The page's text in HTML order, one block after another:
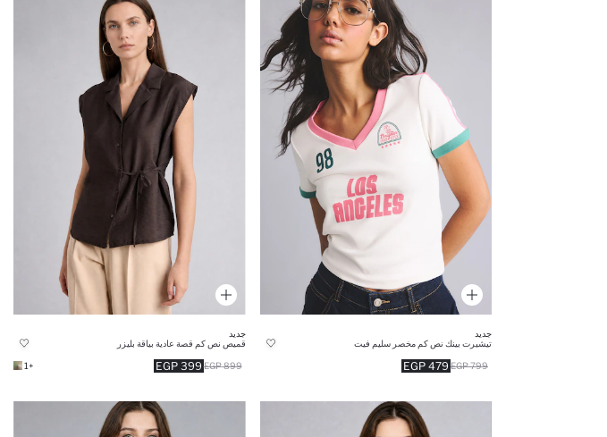
جديد
تيشيرت بينك نص كم مخصر سليم فيت
479 EGP 799 EGP
جديد
قميص نص كم قصة عادية بياقة بليزر
399 EGP 899 EGP
+1